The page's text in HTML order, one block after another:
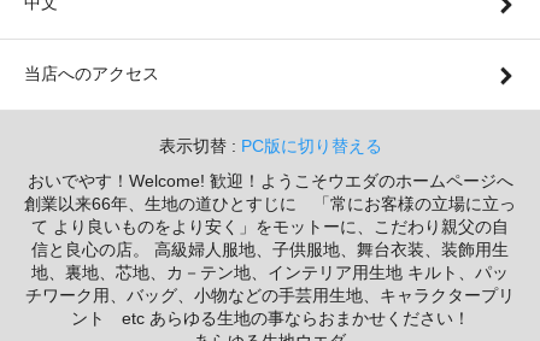
当店へのアクセス
表示切替 : PC版に切り替える
おいでやす！Welcome! 歓迎！ようこそウエダのホームページへ
創業以来66年、生地の道ひとすじに 「常にお客様の立場に立っ
て より良いものをより安く」をモットーに、こだわり親父の自
信と良心の店。 高級婦人服地、子供服地、舞台衣装、装飾用生
地、裏地、芯地、カ－テン地、インテリア用生地 キルト、パッ
チワーク用、バッグ、小物などの手芸用生地、キャラクタープリ
ント etc あらゆる生地の事ならおまかせください！